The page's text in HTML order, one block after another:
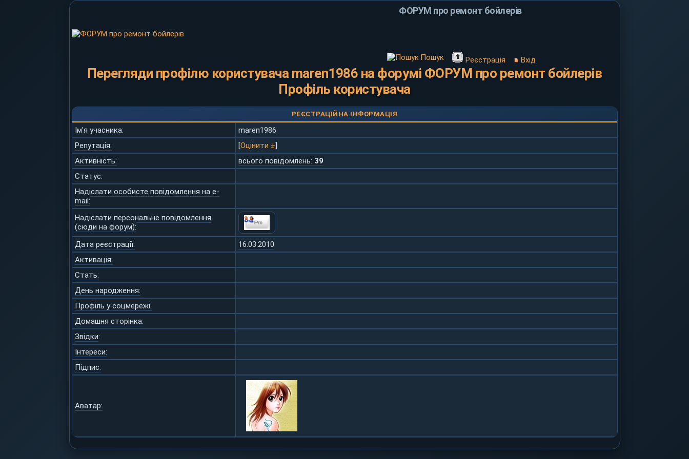
ФОРУМ про ремонт бойлерів
Пошук Реєстрація Вхід
Перегляди профілю користувача maren1986 на форумі ФОРУМ про ремонт бойлерів
Профіль користувача
РЕЄСТРАЦІЙНА ІНФОРМАЦІЯ
Ім'я учасника:
maren1986
Репутація:
[Оцінити ±]
Активність:
всього повідомлень: 39
Статус:
Надіслати особисте повідомлення на e-
mail:
Надіслати персональне повідомлення
(сюди на форум):
Дата реєстрації:
16.03.2010
Активація:
Стать:
День народження:
Профіль у соцмережі:
Домашня сторінка:
Звідки:
Інтереси:
Підпис:
Аватар: